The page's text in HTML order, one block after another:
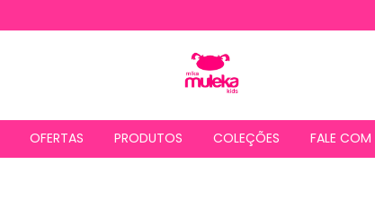
OFERTAS PRODUTOS COLEÇÕES FALE COM